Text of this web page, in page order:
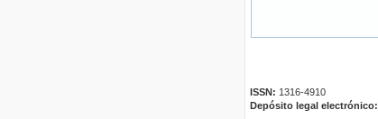
ISSN: 1316-4910
Depósito legal electrónico: